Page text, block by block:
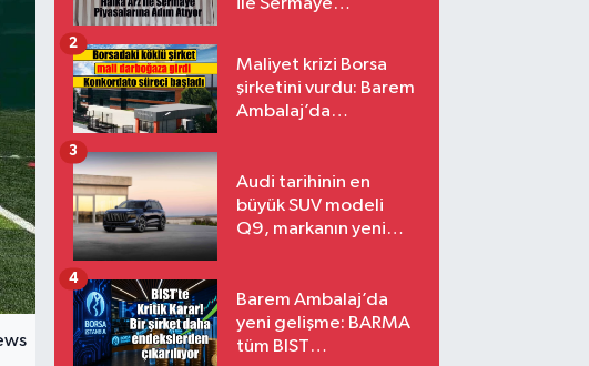
Maliyet krizi Borsa
şirketini vurdu: Barem
Ambalaj’da
2
Audi tarihinin en
büyük SUV modeli
Q9, markanın yeni
3
Barem Ambalaj’da
yeni gelişme: BARMA
tüm BIST
4